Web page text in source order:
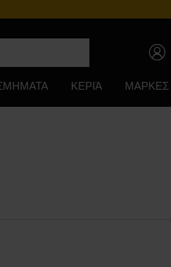
Πρόγραμμα
ΚΕΡΙΆ ΜΑΡΚΕΣ